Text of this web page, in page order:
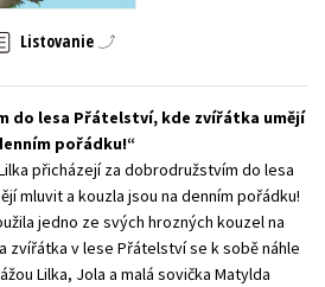
Učebnice
a životný štýl
Všetky tituly
Listovanie
do lesa Přátelství, kde zvířátka umějí
pořádku!
přicházejí za dobrodružstvím do lesa
mluvit a kouzla jsou na denním pořádku!
jedno ze svých hrozných kouzel na
zvířátka v lese Přátelství se k sobě náhle
Lilka, Jola a malá sovička Matylda